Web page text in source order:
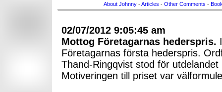
About Johnny -Articles - Other Comments -
02/07/2012 9:05:45 am
Mottog Företagarnas hederspris.
Företagarnas första hederspris.
Thand-Ringqvist stod för
Motiveringen till priset var